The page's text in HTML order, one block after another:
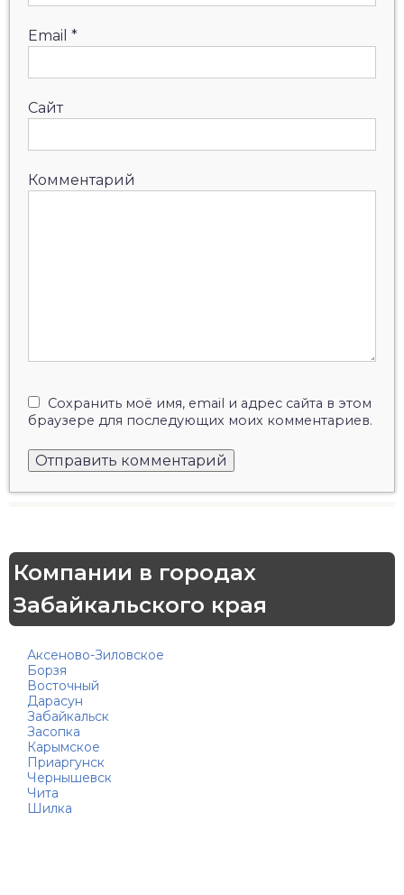
Email *
Сайт
Комментарий
Сохранить моё имя, email и адрес сайта в этом
браузере для последующих моих комментариев.
Компании в городах
Забайкальского края
Аксеново-Зиловское
Борзя
Восточный
Дарасун
Забайкальск
Засопка
Карымское
Приаргунск
Чернышевск
Чита
Шилка